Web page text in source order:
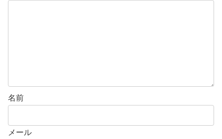
名前
メール